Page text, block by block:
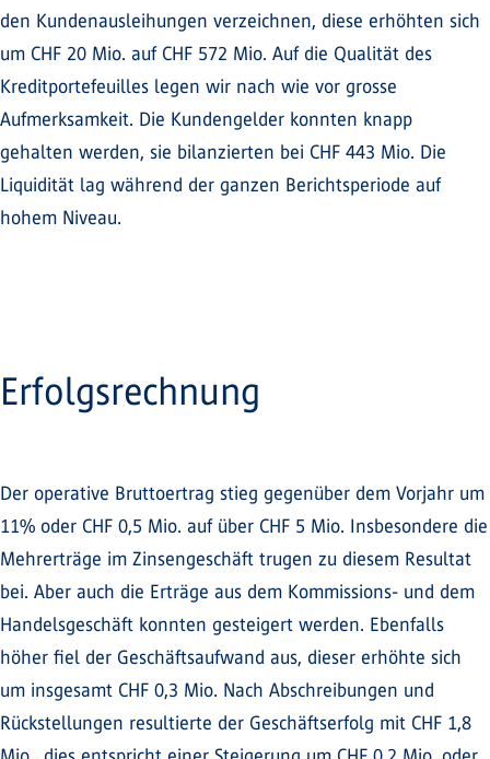
den Kundenausleihungen verzeichnen, diese erhöhten sich
um CHF 20 Mio. auf CHF 572 Mio. Auf die Qualität des
Kreditportefeuilles legen wir nach wie vor grosse
Aufmerksamkeit. Die Kundengelder konnten knapp
gehalten werden, sie bilanzierten bei CHF 443 Mio. Die
Liquidität lag während der ganzen Berichtsperiode auf
hohem Niveau.
Erfolgsrechnung
Der operative Bruttoertrag stieg gegenüber dem Vorjahr um
11% oder CHF 0,5 Mio. auf über CHF 5 Mio. Insbesondere die
Mehrerträge im Zinsengeschäft trugen zu diesem Resultat
bei. Aber auch die Erträge aus dem Kommissions- und dem
Handelsgeschäft konnten gesteigert werden. Ebenfalls
höher fiel der Geschäftsaufwand aus, dieser erhöhte sich
um insgesamt CHF 0,3 Mio. Nach Abschreibungen und
Rückstellungen resultierte der Geschäftserfolg mit CHF 1,8